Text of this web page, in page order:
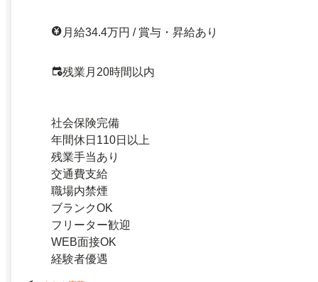
月給34.4万円 / 賞与・昇給あり
残業月20時間以内
社会保険完備
年間休日110日以上
残業手当あり
交通費支給
職場内禁煙
ブランクOK
フリーター歓迎
WEB面接OK
経験者優遇